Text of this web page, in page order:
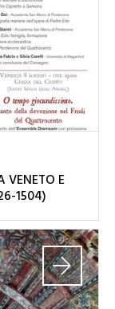
VENETO E
1504)